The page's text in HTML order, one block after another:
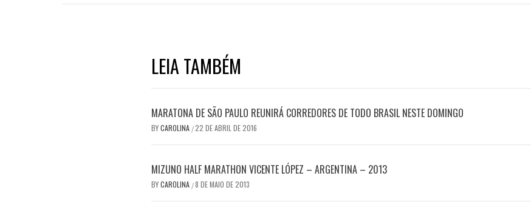
LEIA TAMBÉM
MARATONA DE SÃO PAULO REUNIRÁ CORREDORES DE TODO BRASIL NESTE DOMINGO
BYCAROLINA /22 DE ABRIL DE 2016
MIZUNO HALF MARATHON VICENTE LÓPEZ – ARGENTINA – 2013
BYCAROLINA /8 DE MAIO DE 2013